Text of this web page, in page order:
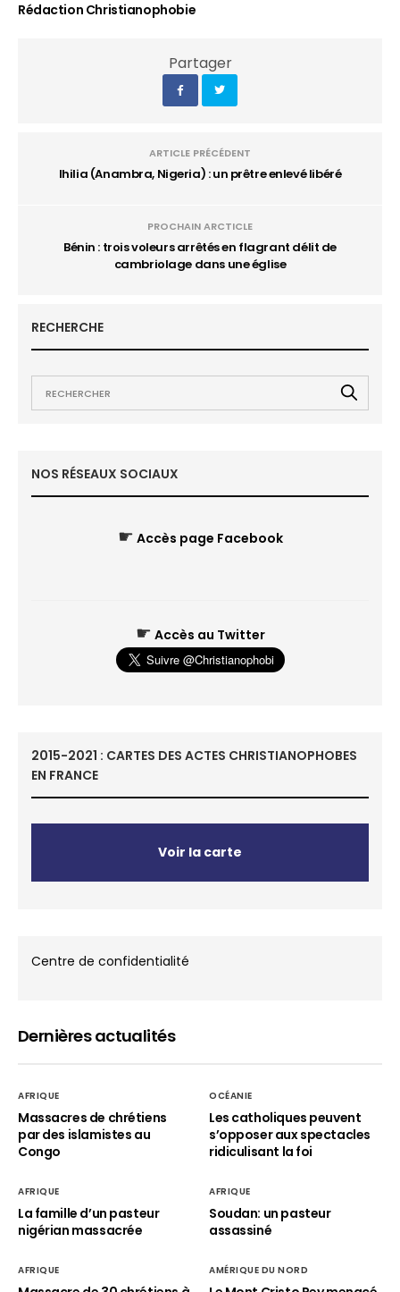
Rédaction Christianophobie
Partager
ARTICLE PRÉCÉDENT
Ihilia (Anambra, Nigeria) : un prêtre enlevé libéré
PROCHAIN ARCTICLE
Bénin : trois voleurs arrêtés en flagrant délit de
cambriolage dans une église
RECHERCHE
NOS RÉSEAUX SOCIAUX
☛ Accès page Facebook
☛ Accès au Twitter
2015-2021 : CARTES DES ACTES CHRISTIANOPHOBES
EN FRANCE
Voir la carte
Centre de confidentialité
Dernières actualités
AFRIQUE
Massacres de chrétiens
par des islamistes au
Congo
OCÉANIE
Les catholiques peuvent
s’opposer aux spectacles
ridiculisant la foi
AFRIQUE
La famille d’un pasteur
nigérian massacrée
AFRIQUE
Soudan: un pasteur
assassiné
AFRIQUE AMÉRIQUE DU NORD